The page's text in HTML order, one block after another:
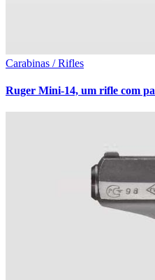
Carabinas / Rifles
Ruger Mini-14, um rifle com